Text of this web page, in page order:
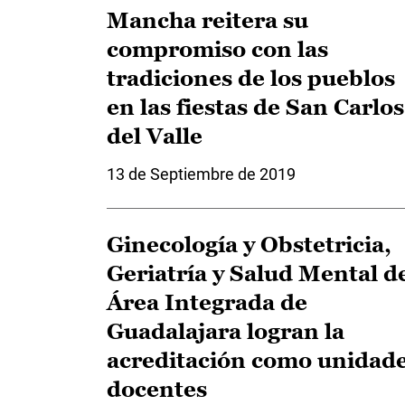
Mancha reitera su
compromiso con las
tradiciones de los pueblos
en las fiestas de San Carlos
del Valle
13 de Septiembre de 2019
Ginecología y Obstetricia,
Geriatría y Salud Mental
Área Integrada de
Guadalajara logran la
acreditación como
docentes